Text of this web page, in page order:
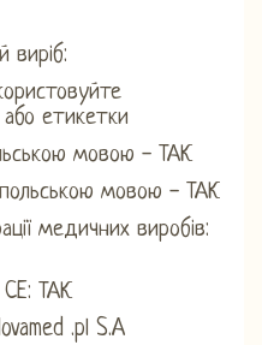
виріб:
або етикетки
мовою - ТАК
мовою - ТАК
медичних виробів:
ТАК
.pl S.A